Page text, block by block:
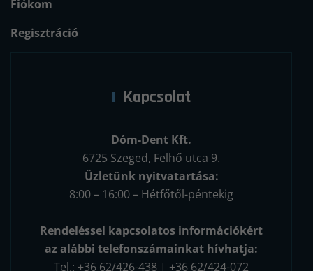
Fiókom
Regisztráció
Kapcsolat
Dóm-Dent Kft.
6725 Szeged, Felhő utca 9.
Üzletünk nyitvatartása:
8:00 – 16:00 – Hétfőtől-péntekig
Rendeléssel kapcsolatos információkért
az alábbi telefonszámainkat hívhatja:
Tel.: +36 62/426-438 | +36 62/424-072